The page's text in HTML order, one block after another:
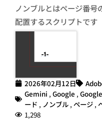
ノンブルとはページ番号
配置するスクリプトです
2026年02月12日
Gemini , Google ,
ード , ノンブル , ページ ,
1,298